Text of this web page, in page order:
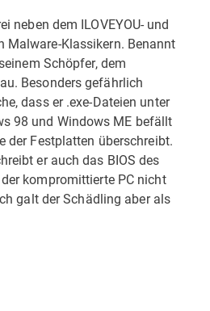
neben dem ILOVEYOU- und
Malware-Klassikern. Benannt
Schöpfer, dem
Besonders gefährlich
dass er .exe-Dateien unter
98 und Windows ME befällt
der Festplatten überschreibt.
er auch das BIOS des
kompromittierte PC nicht
galt der Schädling aber als